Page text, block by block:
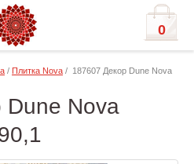
0
/ Плитка Nova / 187607 Декор Dune Nova
Dune Nova